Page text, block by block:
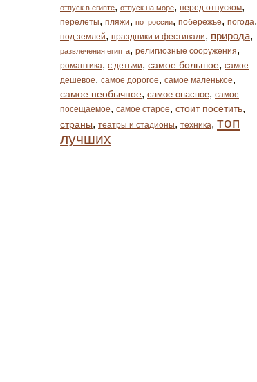
отпуск в египте, отпуск на море, перед отпуском,
перелеты, пляжи, по_россии, побережье, погода,
под землей, праздники и фестивали, природа,
развлечения египта, религиозные сооружения,
романтика, с детьми, самое большое, самое
дешевое, самое дорогое, самое маленькое,
самое необычное, самое опасное, самое
посещаемое, самое старое, стоит посетить,
страны, театры и стадионы, техника, топ
лучших